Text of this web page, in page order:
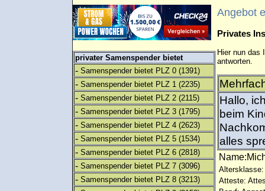
privater Samenspender bietet
- Samenspender bietet PLZ 0 (1391)
- Samenspender bietet PLZ 1 (2235)
- Samenspender bietet PLZ 2 (2115)
- Samenspender bietet PLZ 3 (1795)
- Samenspender bietet PLZ 4 (2623)
- Samenspender bietet PLZ 5 (1534)
- Samenspender bietet PLZ 6 (2818)
- Samenspender bietet PLZ 7 (3096)
- Samenspender bietet PLZ 8 (3213)
Angebot
Privates
Hier nun das
antworten.
Hallo,
beim
alles
Altersklasse:
Atteste: